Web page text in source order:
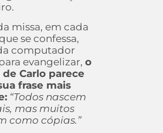
missa, em cada
se confessa,
computador
evangelizar, o
de Carlo parece
frase mais
“Todos nascem
mas muitos
como cópias.”